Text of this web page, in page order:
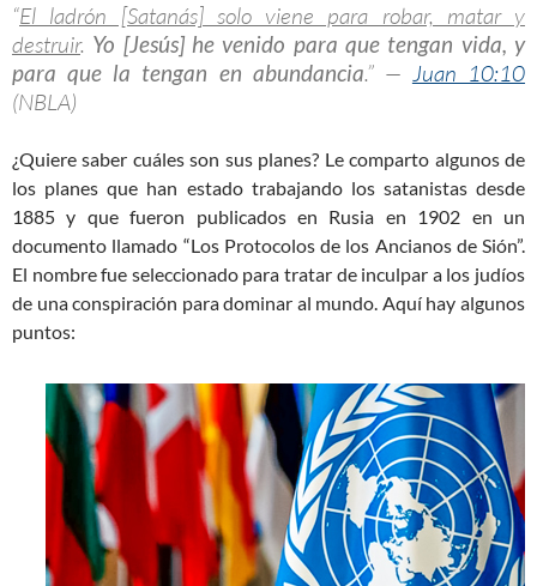
“El ladrón [Satanás] solo viene para robar, matar y
destruir. Yo [Jesús] he venido para que tengan vida, y
para que la tengan en abundancia.” — Juan 10:10
(NBLA)
¿Quiere saber cuáles son sus planes? Le comparto algunos de
los planes que han estado trabajando los satanistas desde
1885 y que fueron publicados en Rusia en 1902 en un
documento llamado “Los Protocolos de los Ancianos de Sión”.
El nombre fue seleccionado para tratar de inculpar a los judíos
de una conspiración para dominar al mundo. Aquí hay algunos
puntos: